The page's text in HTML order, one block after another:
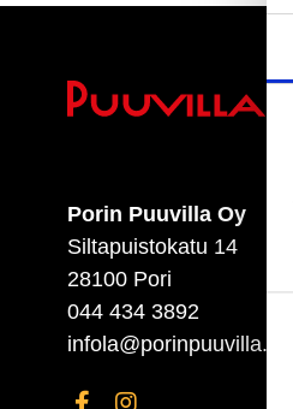
Porin Puuvilla Oy
Siltapuistokatu 14
28100 Pori
044 434 3892
infola@porinpuuvilla.fi